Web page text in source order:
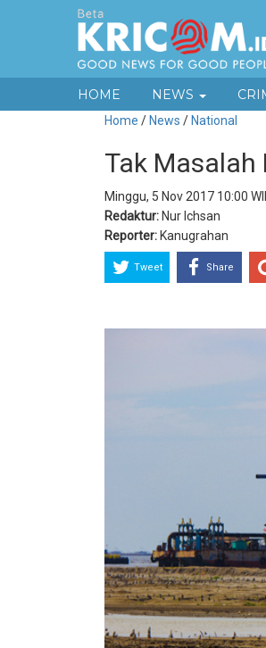
HOME NEWS
Home / News / National
Tak Masalah
Minggu, 5 Nov 2017 10:00
Redaktur: Nur Ichsan
Reporter: Kanugrahan
Tweet Share